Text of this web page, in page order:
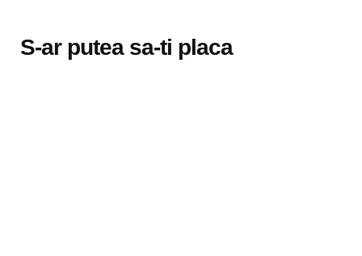
S-ar putea sa-ti placa